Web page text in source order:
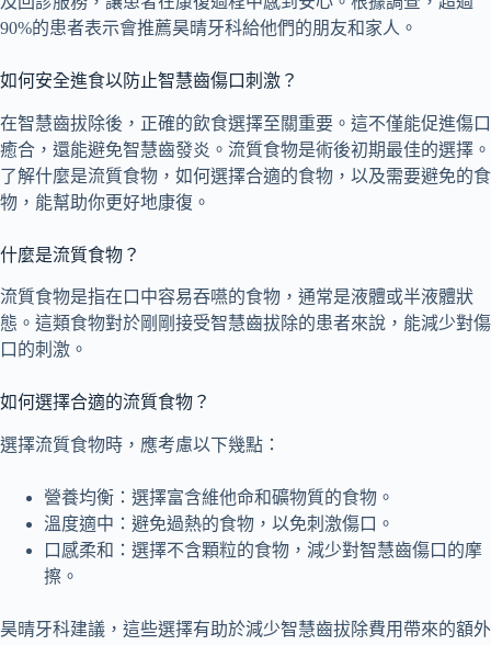
90%的患者表示會推薦昊晴牙科給他們的朋友和家人。
如何安全進食以防止智慧齒傷口刺激？
在智慧齒拔除後，正確的飲食選擇至關重要。這不僅能促進傷口
癒合，還能避免智慧齒發炎。流質食物是術後初期最佳的選擇。
了解什麼是流質食物，如何選擇合適的食物，以及需要避免的食
物，能幫助你更好地康復。
什麼是流質食物？
流質食物是指在口中容易吞嚥的食物，通常是液體或半液體狀
態。這類食物對於剛剛接受智慧齒拔除的患者來說，能減少對傷
口的刺激。
如何選擇合適的流質食物？
選擇流質食物時，應考慮以下幾點：
營養均衡：選擇富含維他命和礦物質的食物。
溫度適中：避免過熱的食物，以免刺激傷口。
口感柔和：選擇不含顆粒的食物，減少對智慧齒傷口的摩
擦。
昊晴牙科建議，這些選擇有助於減少智慧齒拔除費用帶來的額外